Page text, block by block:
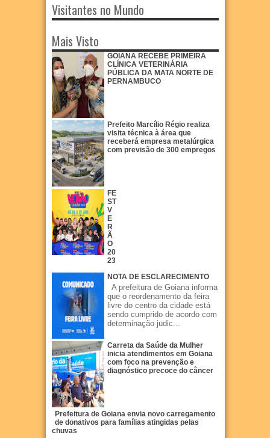
Visitantes no Mundo
Mais Visto
GOIANA RECEBE PRIMEIRA
CLÍNICA VETERINÁRIA
PÚBLICA DA MATA NORTE DE
PERNAMBUCO
Prefeito Marcílio Régio realiza
visita técnica à área que
receberá empresa metalúrgica
com previsão de 300 empregos
FE
ST
V
E
R
Ã
O
20
23
NOTA DE ESCLARECIMENTO
A prefeitura de Goiana informa
que o reordenamento da feira
livre do centro da cidade está
sendo cumprido de acordo com
determinação judic...
Carreta da Saúde da Mulher
inicia atendimentos em Goiana
com foco na prevenção e
diagnóstico precoce do câncer
Prefeitura de Goiana envia novo carregamento
de donativos para famílias atingidas pelas
chuvas